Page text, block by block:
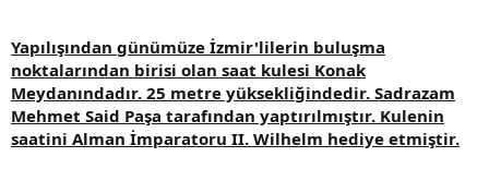
Yapılışından günümüze İzmir'lilerin buluşma
noktalarından birisi olan saat kulesi Konak
Meydanındadır. 25 metre yüksekliğindedir. Sadrazam
Mehmet Said Paşa tarafından yaptırılmıştır. Kulenin
saatini Alman İmparatoru II. Wilhelm hediye etmiştir.